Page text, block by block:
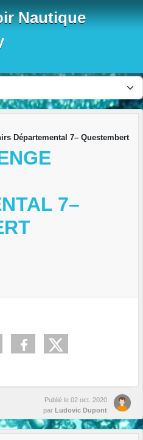
Nautique
Départemental 7– Questembert
7–
Publié le 02 oct. 2020
par
Ludovic Dupont